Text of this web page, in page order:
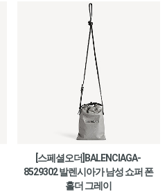
[스페셜오더]BALENCIAGA-
8529302 발렌시아가 남성 쇼퍼 폰
홀더 그레이